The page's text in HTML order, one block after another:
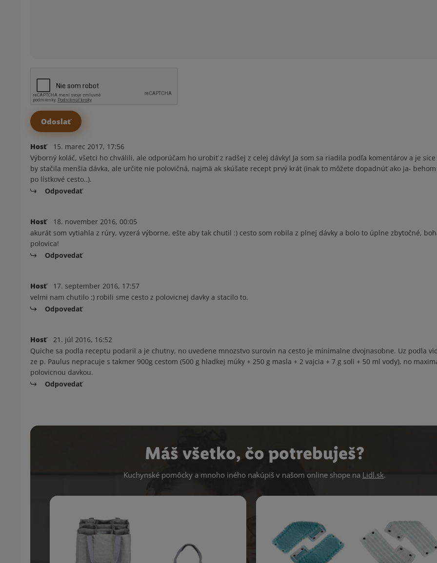
Hosť
15. marec 2017, 17:56
Výborný koláč, všetci ho chválili, ale odporúčam ho urobiť z radšej z celej dávky! Ja som sa riadila podľa komentárov a je
by stačila menšia dávka, ale určite nie polovičná, najmä ak skúšate recept prvý krát (inak to môžete dopadnúť ako ja-
po lístkové cesto..).
Odpovedať
Hosť
18. november 2016, 00:05
akurát som vytiahla z rúry, vyzerá výborne, ešte aby tak chutil :) cesto som robila z plnej dávky a bolo to úplne zbytočné,
polovica!
Odpovedať
Hosť
17. september 2016, 17:57
velmi nam chutilo :) robili sme cesto z polovicnej davky a stacilo to.
Odpovedať
Hosť
21. júl 2016, 16:52
Quiche sa podla receptu podaril a je chutny, no uvedene mnozstvo surovin na cesto je minimalne dvojnasobne. Uz podla
ze p. Paulus nepracuje s takmer 900g cestom (500 g hladkej múky + 250 g masla + 2 vajcia + 7 g soli + 50 ml vody), no
polovicnou davkou.
Odpovedať
Máš všetko, čo potrebuješ?
Kuchynské pomôcky a mnoho iného nakúpiš v našom online shope na Lidl.sk.